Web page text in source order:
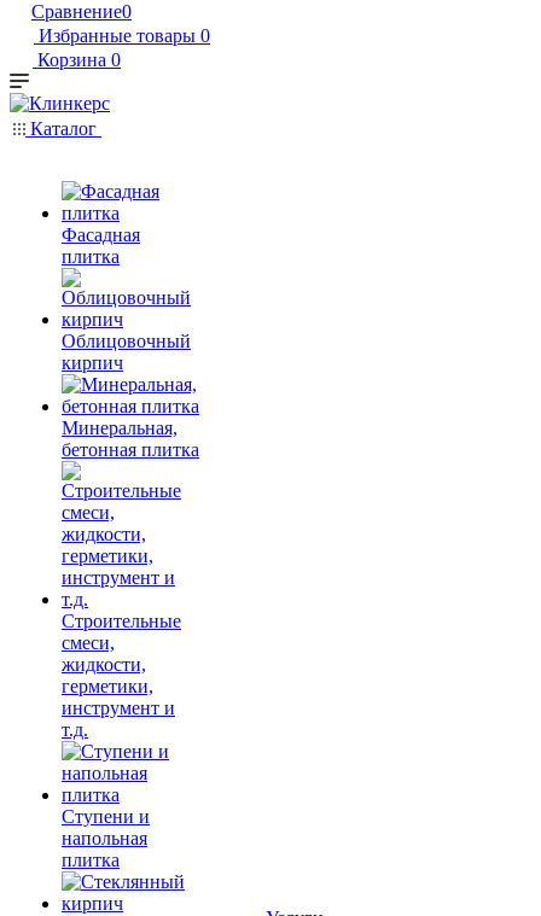
Сравнение0
Избранные товары 0
Корзина 0
Каталог
Фасадная
плитка
Облицовочный
кирпич
Минеральная,
бетонная плитка
Строительные
смеси,
жидкости,
герметики,
инструмент и
т.д.
Ступени и
напольная
плитка